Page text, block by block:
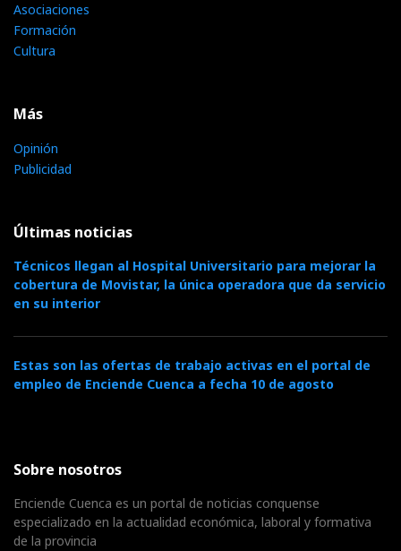
Asociaciones
Formación
Cultura
Más
Opinión
Publicidad
Últimas noticias
Técnicos llegan al Hospital Universitario para mejorar la
cobertura de Movistar, la única operadora que da servicio
en su interior
Estas son las ofertas de trabajo activas en el portal de
empleo de Enciende Cuenca a fecha 10 de agosto
Sobre nosotros
Enciende Cuenca es un portal de noticias conquense
especializado en la actualidad económica, laboral y formativa
de la provincia